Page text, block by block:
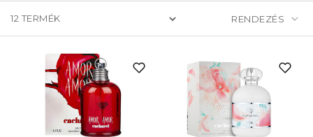
12 TERMÉK